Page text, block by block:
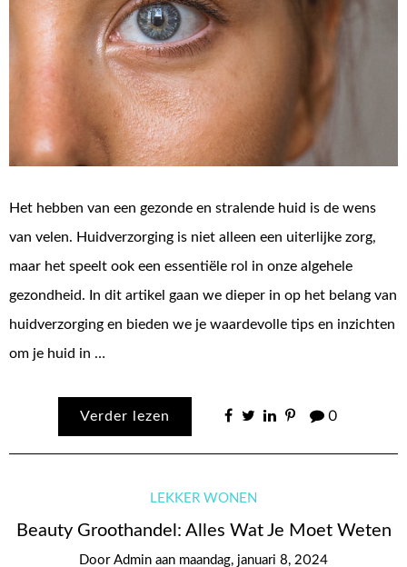
Het hebben van een gezonde en stralende huid is de wens
van velen. Huidverzorging is niet alleen een uiterlijke zorg,
maar het speelt ook een essentiële rol in onze algehele
gezondheid. In dit artikel gaan we dieper in op het belang van
huidverzorging en bieden we je waardevolle tips en inzichten
om je huid in …
Verder lezen 0
LEKKER WONEN
Beauty Groothandel: Alles Wat Je Moet Weten
Door Admin aan maandag, januari 8, 2024